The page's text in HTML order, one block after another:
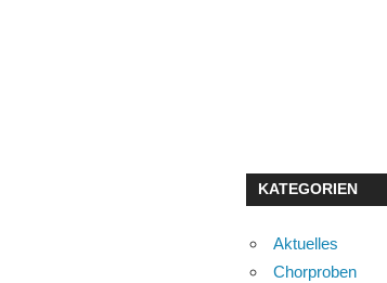
KATEGORIEN
Aktuelles
Chorproben